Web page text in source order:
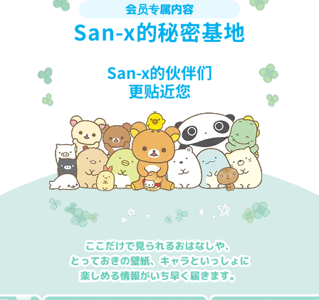
会员专属内容
San-x的秘密基地
San-x的伙伴们
更贴近您